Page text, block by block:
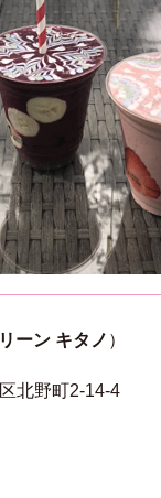
ーン キタノ ）
北野町2-14-4